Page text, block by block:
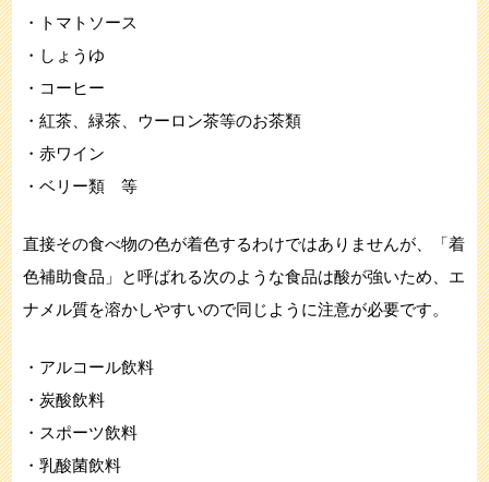
・トマトソース
・しょうゆ
・コーヒー
・紅茶、緑茶、ウーロン茶等のお茶類
・赤ワイン
・ベリー類 等
直接その食べ物の色が着色するわけではありませんが、「着
色補助食品」と呼ばれる次のような食品は酸が強いため、エ
ナメル質を溶かしやすいので同じように注意が必要です。
・アルコール飲料
・炭酸飲料
・スポーツ飲料
・乳酸菌飲料